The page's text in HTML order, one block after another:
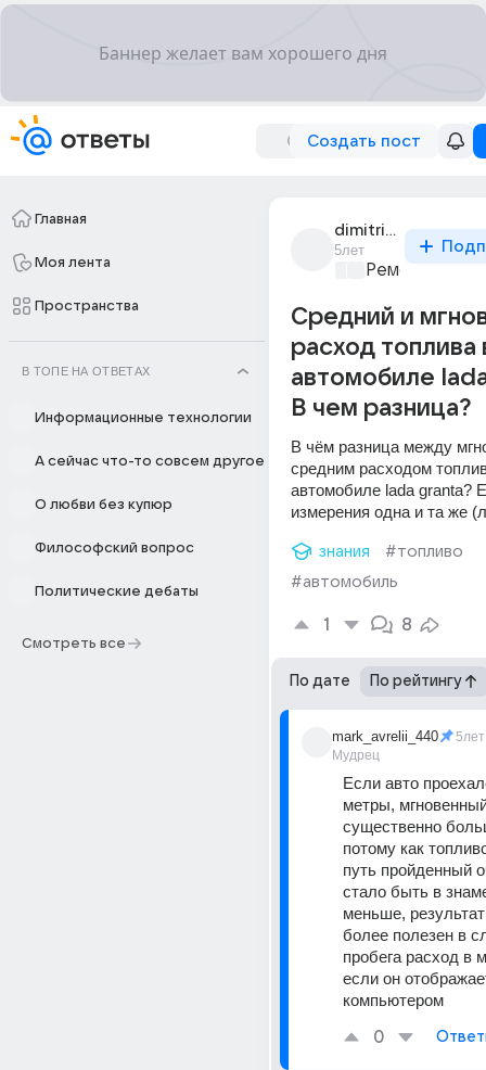
Создать пост
Главная
Моя лента
Пространства
В ТОПЕ НА ОТВЕТАХ
Информационные технологии
А сейчас что-то совсем другое
О любви без купюр
Философский вопрос
Политические дебаты
Смотреть все
dimitris2287
5лет
Ремонт и
Средний и
расход топлива
автомобиле
В чем разница?
В чём разница между
средним расходом
автомобиле lada granta?
измерения одна и та же
знания
#топливо
#автомобиль
1 8
По дате По рейтингу
mark_avrelii_440
Мудрец
5лет
Если авто
метры,
существенно
потому как
путь пройденный
стало быть в
меньше,
более полезен в
пробега расход в
если он
компьютером
0